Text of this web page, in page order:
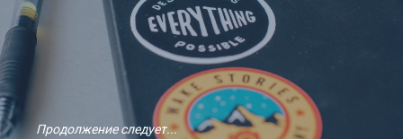
Продолжение следует...